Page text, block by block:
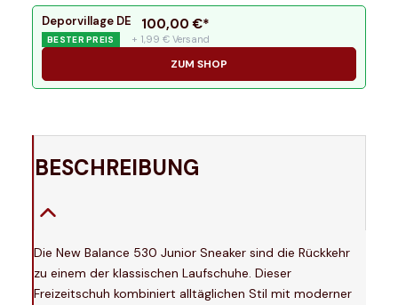
Deporvillage DE
BESTER PREIS
100,00 €*
+ 1,99 € Versand
ZUM SHOP
BESCHREIBUNG
Die New Balance 530 Junior Sneaker sind die Rückkehr
zu einem der klassischen Laufschuhe. Dieser
Freizeitschuh kombiniert alltäglichen Stil mit moderner